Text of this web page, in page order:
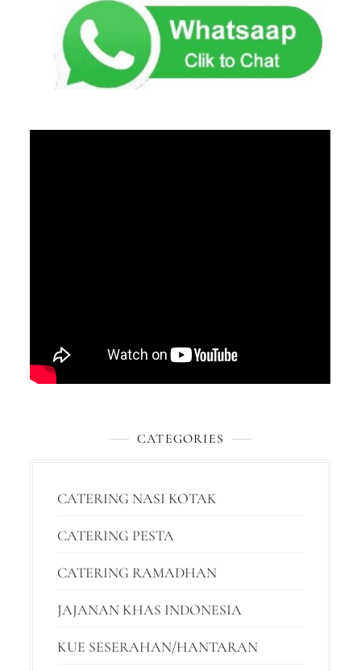
CATEGORIES
CATERING NASI KOTAK
CATERING PESTA
CATERING RAMADHAN
JAJANAN KHAS INDONESIA
KUE SESERAHAN/HANTARAN